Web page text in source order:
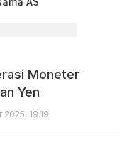
Moneter
Yen
19.19